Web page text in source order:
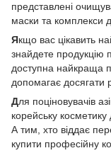
представлені
маски та комплекси
Якщо вас цікавить
знайдете продукцію
доступна найкраща
допомагає досягати
Для поціновувачів
корейську косметику
А тим, хто віддає
купити професійну